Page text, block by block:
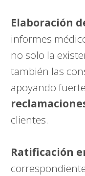
Elaboración
informes
no solo la
también las
apoyando
clientes.
Ratificación